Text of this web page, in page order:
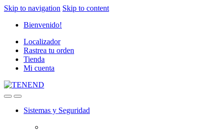
Skip to navigation Skip to content
Bienvenido!
Localizador
Rastrea tu orden
Tienda
Mi cuenta
Sistemas y Seguridad